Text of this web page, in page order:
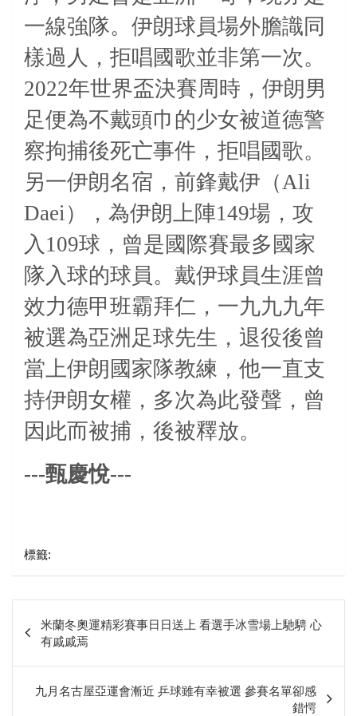
一線強隊。伊朗球員場外膽識同
樣過人，拒唱國歌並非第一次。
2022年世界盃決賽周時，伊朗男
足便為不戴頭巾的少女被道德警
察拘捕後死亡事件，拒唱國歌。
另一伊朗名宿，前鋒戴伊（Ali
Daei），為伊朗上陣149場，攻
入109球，曾是國際賽最多國家
隊入球的球員。戴伊球員生涯曾
效力德甲班霸拜仁，一九九九年
被選為亞洲足球先生，退役後曾
當上伊朗國家隊教練，他一直支
持伊朗女權，多次為此發聲，曾
因此而被捕，後被釋放。
---甄慶悅---
標籤:
章
相
米蘭冬奧運精彩賽事日日送上 看選手冰雪場上馳騁 心
有戚戚焉
九月名古屋亞運會漸近 乒球雖有幸被選 參賽名單卻感
錯愕